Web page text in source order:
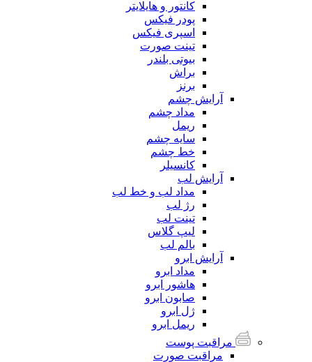
کانتور و هایلایتر
پودر فیکس
اسپری فیکس
تینت صورت
بیوتی بلندر
براش
برنز
آرایش چشم
مداد چشم
ریمل
سایه چشم
خط چشم
کانسیلر
آرایش لب
مداد لب و خط لب
رژ لب
تینت لب
لیپ گلاس
بالم لب
آرایش ابرو
مداد ابرو
هاشور ابرو
صابون ابرو
ژل ابرو
ریمل ابرو
مراقبت پوست
مراقبت صورت